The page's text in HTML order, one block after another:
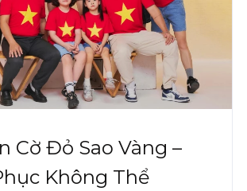
Cờ Đỏ Sao Vàng –
Không Thể